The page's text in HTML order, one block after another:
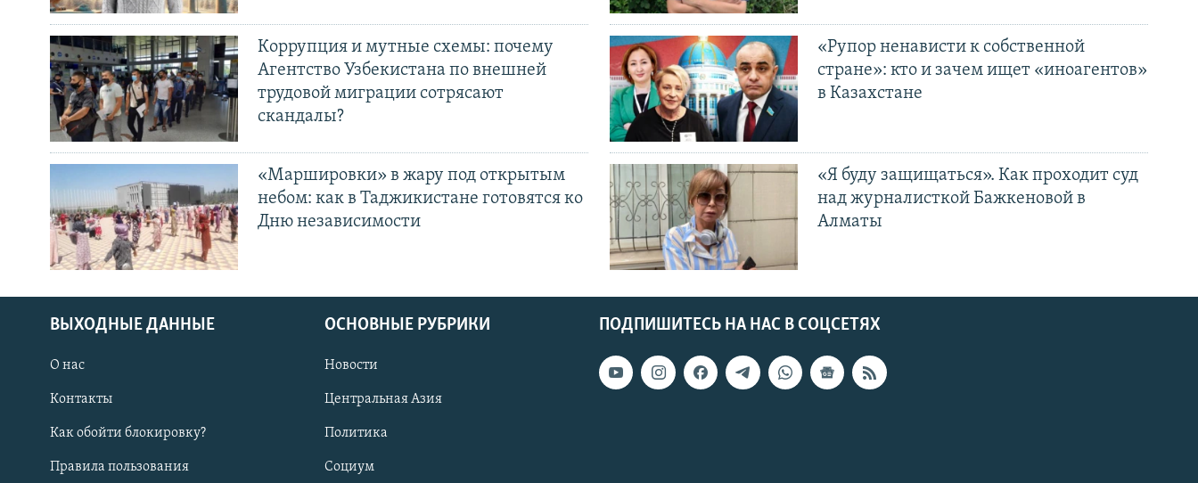
Коррупция и мутные схемы: почему
Агентство Узбекистана по внешней
трудовой миграции сотрясают
скандалы?
«Маршировки» в жару под открытым
небом: как в Таджикистане готовятся ко
Дню независимости
«Рупор ненависти к собственной
стране»: кто и зачем ищет «иноагентов»
в Казахстане
«Я буду защищаться». Как проходит суд
над журналисткой Бажкеновой в
Алматы
ПОДПИШИТЕСЬ НА НАС В СОЦСЕТЯХ
ВЫХОДНЫЕ ДАННЫЕ
О нас
Контакты
Как обойти блокировку?
Правила пользования
ОСНОВНЫЕ РУБРИКИ
Новости
Центральная Азия
Политика
Социум